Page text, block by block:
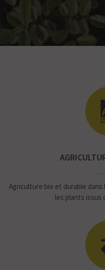
Agriculture bio et durable
les plants